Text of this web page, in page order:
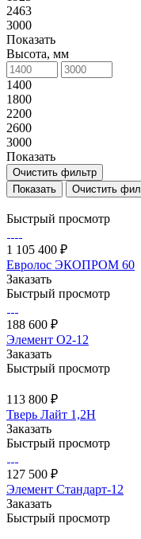
2463
3000
Показать
Высота, мм
1400
1800
2200
2600
3000
Показать
Очистить фильтр
Очистить
Быстрый просмотр
1 105 400 ₽
Евролос ЭКОПРОМ 60
Заказать
Быстрый просмотр
188 600 ₽
Элемент О2-12
Заказать
Быстрый просмотр
113 800 ₽
Тверь Лайт 1,2Н
Заказать
Быстрый просмотр
127 500 ₽
Элемент Стандарт-12
Заказать
Быстрый просмотр